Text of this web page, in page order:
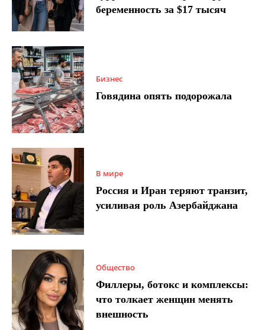
беременность за $17 тысяч
Бизнес
Говядина опять подорожала
В мире
Россия и Иран теряют транзит,
усиливая роль Азербайджана
Общество
Филлеры, ботокс и комплексы:
что толкает женщин менять
внешность